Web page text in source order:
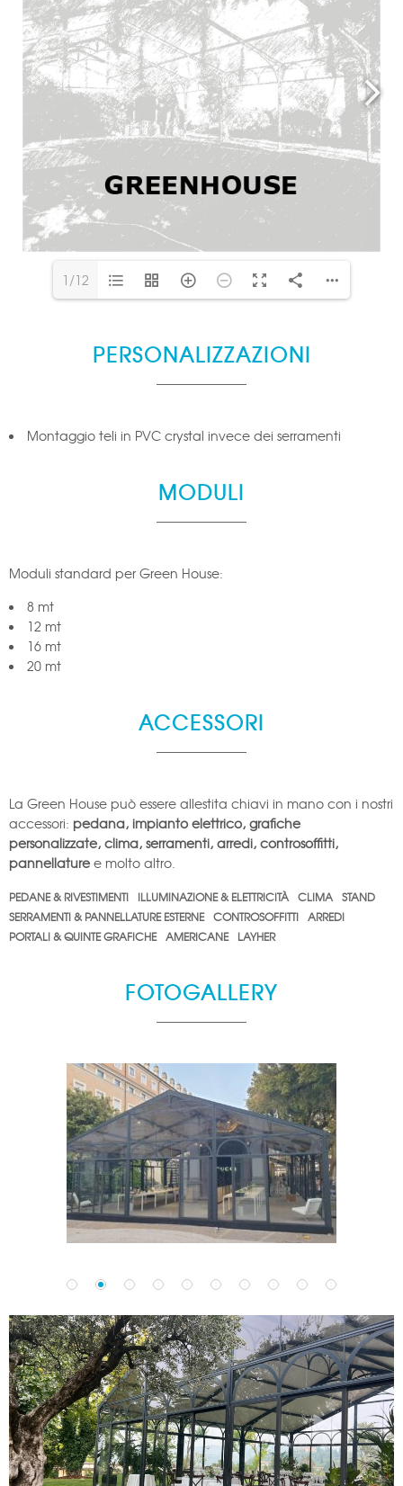
1/12
PERSONALIZZAZIONI
Montaggio teli in PVC crystal invece dei serramenti
MODULI
Moduli standard per Green House:
8 mt
12 mt
16 mt
20 mt
ACCESSORI
La Green House può essere allestita chiavi in mano con i nostri
accessori: pedana, impianto elettrico, grafiche
personalizzate, clima, serramenti, arredi, controsoffitti,
pannellature e molto altro.
PEDANE & RIVESTIMENTI ILLUMINAZIONE & ELETTRICITÀ CLIMA STAND
SERRAMENTI & PANNELLATURE ESTERNE CONTROSOFFITTI ARREDI
PORTALI & QUINTE GRAFICHE AMERICANE LAYHER
FOTOGALLERY